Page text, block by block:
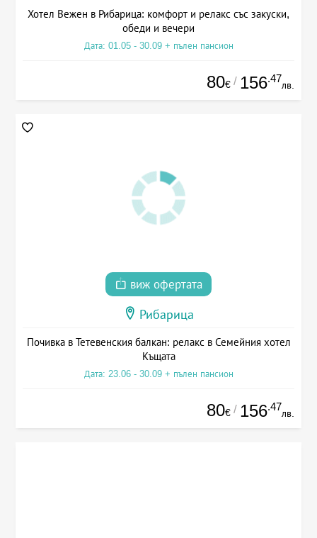
Хотел Вежен в Рибарица: комфорт и релакс със закуски,
обеди и вечери
Дата: 01.05 - 30.09 + пълен пансион
80€ / 156.47
лв.
виж офертата
Рибарица
Почивка в Тетевенския балкан: релакс в Семейния хотел
Къщата
Дата: 23.06 - 30.09 + пълен пансион
80€ / 156.47
лв.